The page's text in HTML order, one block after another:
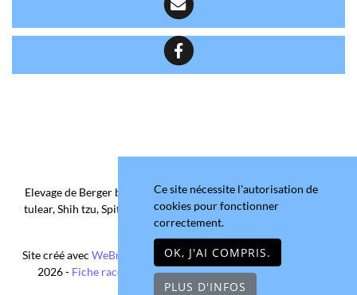
Elevage de Berger belge, Chihuahua Poil Court/Long, Coton de
tulear, Shih tzu, Spitz allemand et Yorkshire terrier depuis 2006
situé en Maine-et-Loire
Site créé avec WeBreed
- Copyright© Domaine de la Chantelaie
2026 - Fiche race Chihuahua Poil Long-Mentions légales
Ce site nécessite l'autorisation de
cookies pour fonctionner
correctement.
OK, J'AI COMPRIS.
PLUS D'INFOS